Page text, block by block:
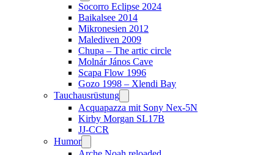
Socorro Eclipse 2024
Baikalsee 2014
Mikronesien 2012
Malediven 2009
Chupa – The artic circle
Molnár János Cave
Scapa Flow 1996
Gozo 1998 – Xlendi Bay
Tauchausrüstung
Acquapazza mit Sony Nex-5N
Kirby Morgan SL17B
JJ-CCR
Humor